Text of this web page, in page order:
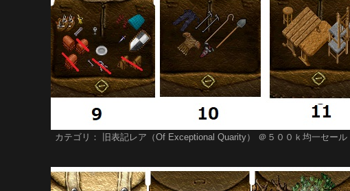
カテゴリ： 旧表記レア（Of Exceptional Quarity） ＠５００ｋ均一セール